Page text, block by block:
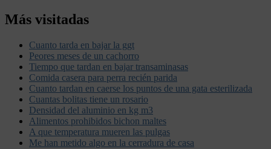
Más visitadas
Cuanto tarda en bajar la ggt
Peores meses de un cachorro
Tiempo que tardan en bajar transaminasas
Comida casera para perra recién parida
Cuanto tardan en caerse los puntos de una gata esterilizada
Cuantas bolitas tiene un rosario
Densidad del aluminio en kg m3
Alimentos prohibidos bichon maltes
A que temperatura mueren las pulgas
Me han metido algo en la cerradura de casa